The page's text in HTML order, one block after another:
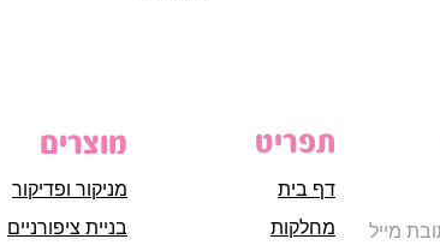
מוצרים
מניקור ופדיקור
בניית ציפורניים
תפריט
דף בית
מחלקות